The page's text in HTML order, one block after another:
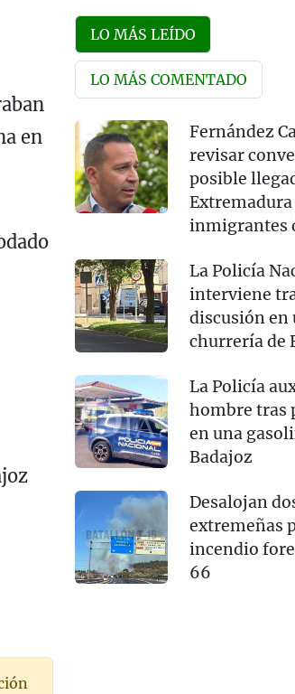
en
LO MÁS LEÍDO
LO MÁS COMENTADO
Fernández
revisar
posible
Extremadura
inmigrantes
La Policía
interviene
discusión en
churrería de
La Policía
hombre tras
en una
Badajoz
Desalojan
extremeñas
incendio
66